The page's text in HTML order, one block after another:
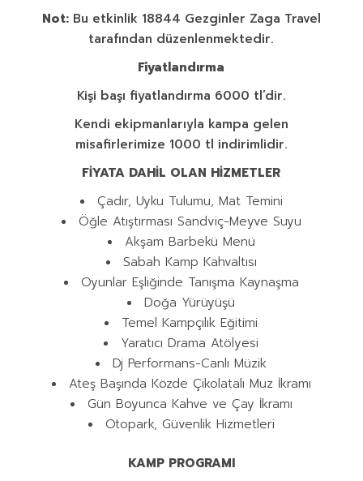
Not:Bu etkinlik 18844 Gezginler Zaga Travel
tarafından düzenlenmektedir.
Fiyatlandırma
Kişi başı fiyatlandırma 6000 tl’dir.
Kendi ekipmanlarıyla kampa gelen
misafirlerimize 1000 tl indirimlidir.
FİYATA DAHİL OLAN HİZMETLER
Çadır, Uyku Tulumu, Mat Temini
Öğle Atıştırması Sandviç-Meyve Suyu
Akşam Barbekü Menü
Sabah Kamp Kahvaltısı
Oyunlar Eşliğinde Tanışma Kaynaşma
Doğa Yürüyüşü
Temel Kampçılık Eğitimi
Yaratıcı Drama Atölyesi
Dj Performans-Canlı Müzik
Ateş Başında Közde Çikolatalı Muz İkramı
Gün Boyunca Kahve ve Çay İkramı
Otopark, Güvenlik Hizmetleri
KAMP PROGRAMI